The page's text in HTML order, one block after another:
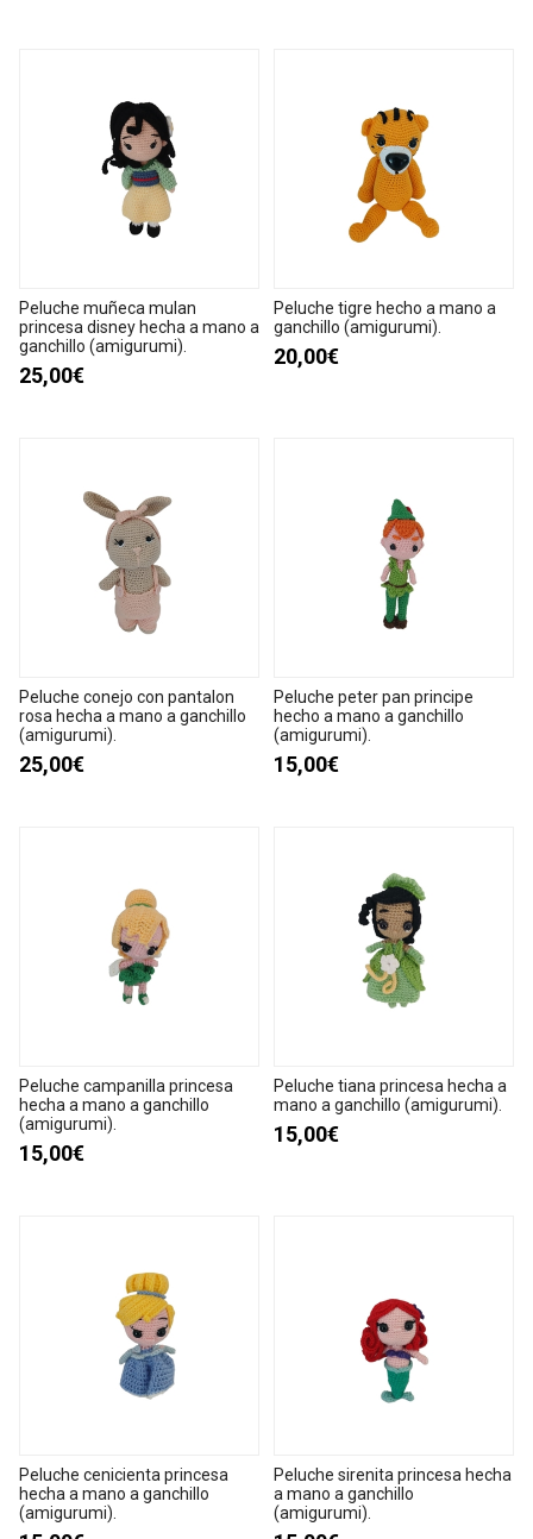
Peluche muñeca mulan
princesa disney hecha a mano a
ganchillo (amigurumi).
25,00€
Peluche tigre hecho a mano a
ganchillo (amigurumi).
20,00€
Peluche conejo con pantalon
rosa hecha a mano a ganchillo
(amigurumi).
25,00€
Peluche peter pan principe
hecho a mano a ganchillo
(amigurumi).
15,00€
Peluche campanilla princesa
hecha a mano a ganchillo
(amigurumi).
15,00€
Peluche tiana princesa hecha a
mano a ganchillo (amigurumi).
15,00€
Peluche cenicienta princesa
hecha a mano a ganchillo
(amigurumi).
Peluche sirenita princesa hecha
a mano a ganchillo
(amigurumi).